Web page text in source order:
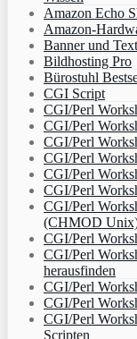
Amazon Echo
Amazon-
Banner und
Bildhosting Pro
Bürostuhl
CGI Script
CGI/Perl
CGI/Perl
CGI/Perl
CGI/Perl
CGI/Perl
CGI/Perl
CGI/Perl
(CHMOD
CGI/Perl
CGI/Perl
herausfinden
CGI/Perl
CGI/Perl
CGI/Perl
Scripten